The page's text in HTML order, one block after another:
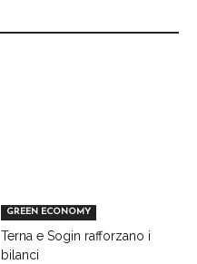
GREEN ECONOMY
Terna e Sogin rafforzano i
bilanci